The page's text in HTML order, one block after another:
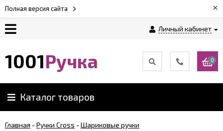
Полная версия сайта ×
Личный кабинет
1001Ручка 0
Каталог товаров
Главная -Ручки Cross -Шариковые ручки